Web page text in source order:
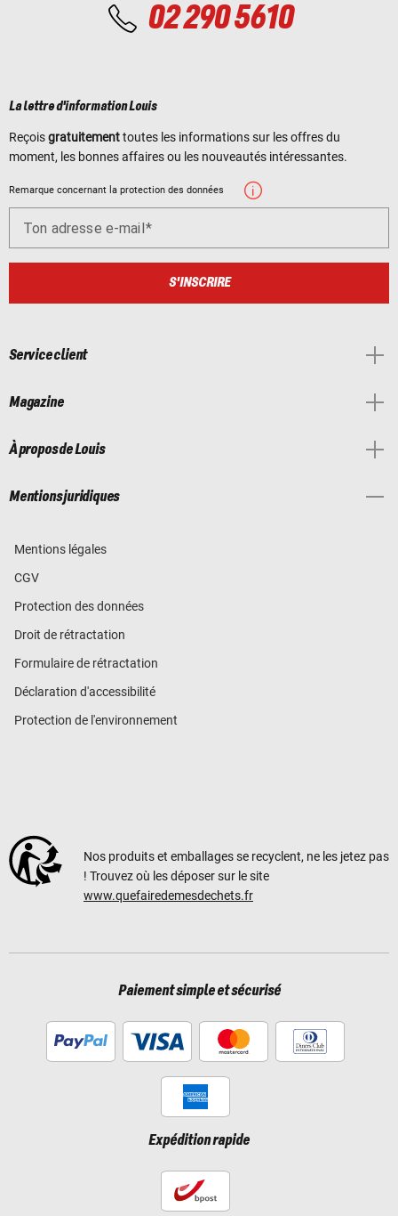
02 290 5610
La lettre d'information Louis
Reçoisgratuitementtoutes les informations sur les offres du
moment, les bonnes affaires ou les nouveautés intéressantes.
Remarque concernant la protection des données
Ton adresse e-mail
S'INSCRIRE
Service client
Magazine
À propos de Louis
Mentions juridiques
Mentions légales
CGV
Protection des données
Droit de rétractation
Formulaire de rétractation
Déclaration d'accessibilité
Protection de l'environnement
Nos produits et emballages se recyclent, ne les jetez pas
! Trouvez où les déposer sur le site
www.quefairedemesdechets.fr
Paiement simple et sécurisé
Expédition rapide